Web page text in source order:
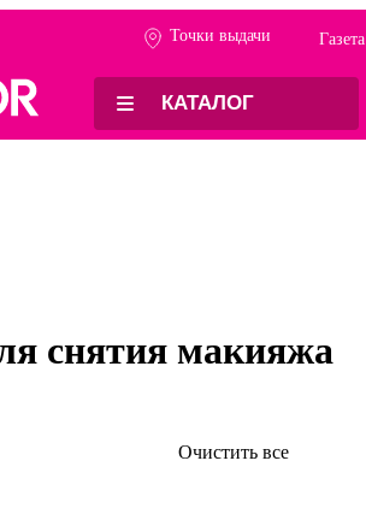
Точки выдачи Газета
КАТАЛОГ
снятия макияжа
Очистить все